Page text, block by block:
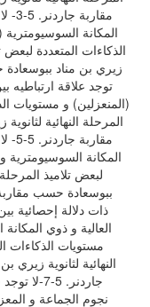
المكانة
الذكاءات المتعددة لبعض
توجد علاقة ارتباطيه
(المنعزلين) و مستويات
المرحلة النهائية
المكانة السوسيومترية
لبعض تلاميذ المرحلة
ذات دلالة إحصائية
العالية و ذوي
مستويات الذكاءات
النهائية لثانوية
جاردنر. 5-
نجوم الجماعة و